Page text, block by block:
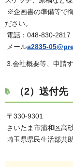
※企画書の準備等で
ださい。
電話：048-830-2817
メールa2835-
3.会社概要等、申請
（2）送付先
〒330-9301
さいたま市浦和区高
埼玉県県民生活部共